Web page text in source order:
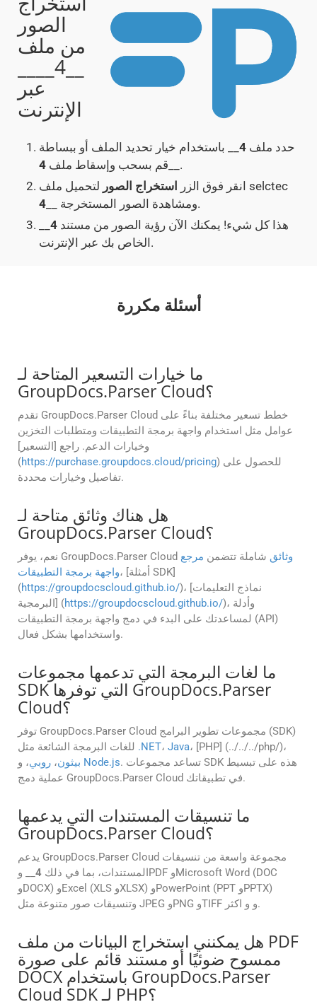
الصور
من ملف
عبر
الإنترنت
حدد ملف 4 __ باستخدام خيار تحديد الملف أو ببساطة
قم بسحب وإسقاط ملف 4
__.
انقر فوق الزر
استخراج الصور
لتحميل ملف selctec
4
__ ومشاهدة الصور المستخرجة.
هذا كل شيء! يمكنك الآن رؤية الصور من مستند 4
الخاص بك عبر الإنترنت.
أسئلة مكررة
ما خيارات التسعير المتاحة لـ
GroupDocs.Parser Cloud؟
تقدم GroupDocs.Parser Cloud خطط تسعير مختلفة بناءً على
عوامل مثل استخدام واجهة برمجة التطبيقات ومتطلبات التخزين
وخيارات الدعم. راجع [التسعير]
(https://purchase.groupdocs.cloud/pricing) للحصول على
تفاصيل وخيارات محددة.
هل هناك وثائق متاحة لـ
GroupDocs.Parser Cloud؟
نعم، يوفر GroupDocs.Parser Cloud وثائق شاملة تتضمن مرجع
واجهة برمجة التطبيقات، [أمثلة SDK]
(https://groupdocscloud.github.io/)، [نماذج التعليمات
البرمجية] (https://groupdocscloud.github.io/)، وأدلة
لمساعدتك على البدء في دمج واجهة برمجة التطبيقات (API)
واستخدامها بشكل فعال.
ما لغات البرمجة التي تدعمها مجموعات
SDK التي توفرها GroupDocs.Parser
Cloud؟
توفر GroupDocs.Parser Cloud مجموعات تطوير البرامج (SDK)
.NET، Java، [PHP] (../../../php/)،
بيثون، روبي Node.js. تساعد مجموعات SDK هذه على تبسيط
عملية دمج GroupDocs.Parser Cloud في تطبيقاتك.
ما تنسيقات المستندات التي يدعمها
GroupDocs.Parser Cloud؟
يدعم GroupDocs.Parser Cloud مجموعة واسعة من تنسيقات
المستندات، بما في ذلك 4 __ وPDF وMicrosoft Word (DOC
وDOCX) وExcel (XLS وXLSX) وPowerPoint (PPT وPPTX)
وتنسيقات صور متنوعة مثل JPEG وPNG وTIFF و و اكثر.
هل يمكنني استخراج البيانات من ملف PDF
ممسوح ضوئيًا أو مستند قائم على صورة
DOCX باستخدام GroupDocs.Parser
Cloud SDK لـ PHP؟